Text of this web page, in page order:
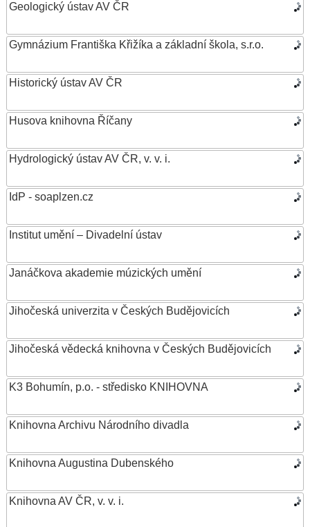
Geologický ústav AV ČR
Gymnázium Františka Křižíka a základní škola, s.r.o.
Historický ústav AV ČR
Husova knihovna Říčany
Hydrologický ústav AV ČR, v. v. i.
IdP - soaplzen.cz
Institut umění – Divadelní ústav
Janáčkova akademie múzických umění
Jihočeská univerzita v Českých Budějovicích
Jihočeská vědecká knihovna v Českých Budějovicích
K3 Bohumín, p.o. - středisko KNIHOVNA
Knihovna Archivu Národního divadla
Knihovna Augustina Dubenského
Knihovna AV ČR, v. v. i.